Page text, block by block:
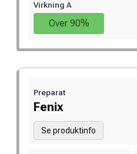
Virkning A
Over 90%
Preparat
Fenix
Se produktinfo